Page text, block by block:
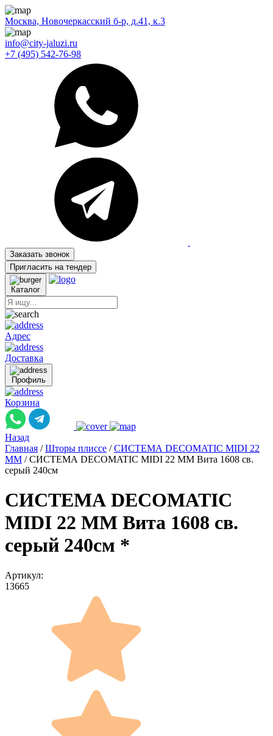
Москва, Новочеркасский б-р, д.41, к.3
info@city-jaluzi.ru
+7 (495) 542-76-98
Заказать звонок
Пригласить на тендер
Каталог
Адрес
Доставка
Профиль
Корзина
Назад
Главная / Шторы плиссе / СИСТЕМА DECOMATIC MIDI 22
ММ / СИСТЕМА DECOMATIC MIDI 22 ММ Вита 1608 св.
серый 240см
СИСТЕМА DECOMATIC
MIDI 22 ММ Вита 1608 св.
серый 240см *
Артикул:
13665